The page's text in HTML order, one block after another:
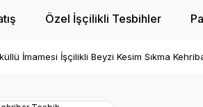
Özel İşçilikli Tesbihler
İmamesi İşçilikli Beyzi Kesim Sıkma